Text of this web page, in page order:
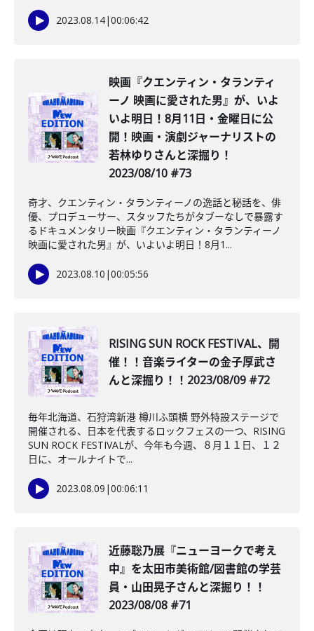
2023.08.14|00:06:42
映画『クエンティン・タランティ
ーノ 映画に愛された男』が、いよ
いよ明日！8月11日・金曜日に公
開！映画・演劇ジャーナリストの
若林ゆりさんと深掘り！
2023/08/10 #73
奇才、クエンティン・タランティーノの逸話と秘話を、俳
優、プロデューサー、スタッフたちがタブーなしで暴露す
るドキュメンタリー映画『クエンティン・タランティーノ
映画に愛された男』が、いよいよ明日！8月1...
2023.08.10 |00:05:56
RISING SUN ROCK FESTIVAL、開
催！！音楽ライターの金子厚武さ
んと深掘り！！2023/08/09 #72
毎年北海道、石狩湾新港 樽川ふ頭横 野外特設ステージで
開催される、日本を代表するロックフェスの一つ、RISING
SUN ROCK FESTIVALが、今年も今週、８月１１日、１２
日に、オールナイトで...
2023.08.09 |00:06:11
近藤聡乃展『ニューヨークで考え
中』を太田市美術館/図書館の学芸
員・山田晃子さんと深掘り！！
2023/08/08 #71